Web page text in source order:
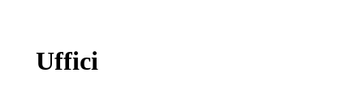
Uffici